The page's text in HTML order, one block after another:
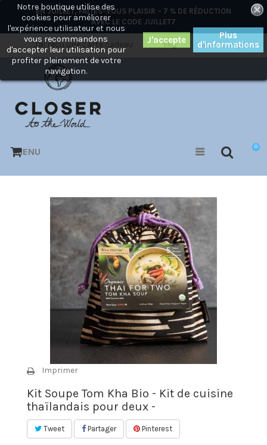
EN JUILLET, FAITES-VOUS PLAISIR – 7 % DE RÉDUCTION
AVEC LE CODE JUILLET7
×
Mon compte
Blog
J'ai reçu une carte cadeau
0
MENU
Notre boutique utilise des
cookies pour améliorer
l'expérience utilisateur et nous
vous recommandons
d'accepter leur utilisation pour
profiter pleinement de votre
navigation.
Plus
d'informations
Imprimer
Kit Soupe Tom Kha Bio - Kit de cuisine
thaïlandais pour deux -
Tweet Partager Pinterest